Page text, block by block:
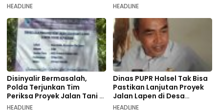
HEADLINE
Pemalsuan Dokumen
HEADLINE
Disinyalir Bermasalah,
Polda Terjunkan Tim
Periksa Proyek Jalan Tani di
Galala
HEADLINE
Dinas PUPR Halsel Tak Bisa
Pastikan Lanjutan Proyek
Jalan Lapen di Desa
Sambiki
HEADLINE